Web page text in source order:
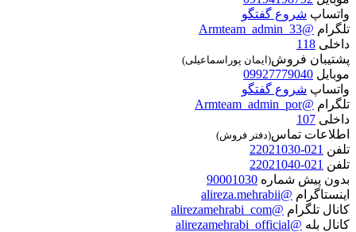
واتساپ شروع گفتگو
تلگرام @Armteam_admin_33
داخلی 118
پشتیبان فروش(ایمان پوراسماعیلی)
موبایل 09927779040
واتساپ شروع گفتگو
تلگرام @Armteam_admin_por
داخلی 107
اطلاعات تماس(دفتر فروش)
تلفن 021-22021030
تلفن 021-22021040
بدون پیش شماره 90001030
اینستاگرام @alireza.mehrabii
کانال تلگرام @alirezamehrabi_com
کانال بله @alirezamehrabi_official